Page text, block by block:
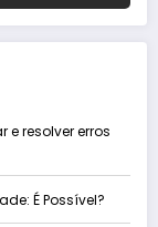
resolver erros
É Possível?